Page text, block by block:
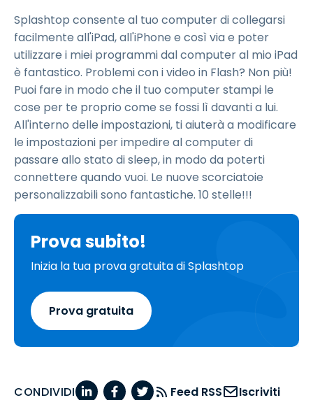
Splashtop consente al tuo computer di collegarsi
facilmente all'iPad, all'iPhone e così via e poter
utilizzare i miei programmi dal computer al mio iPad
è fantastico. Problemi con i video in Flash? Non più!
Puoi fare in modo che il tuo computer stampi le
cose per te proprio come se fossi lì davanti a lui.
All'interno delle impostazioni, ti aiuterà a modificare
le impostazioni per impedire al computer di
passare allo stato di sleep, in modo da poterti
connettere quando vuoi. Le nuove scorciatoie
personalizzabili sono fantastiche. 10 stelle!!!
Prova subito!
Inizia la tua prova gratuita di Splashtop
Prova gratuita
CONDIVIDI Feed RSS Iscriviti